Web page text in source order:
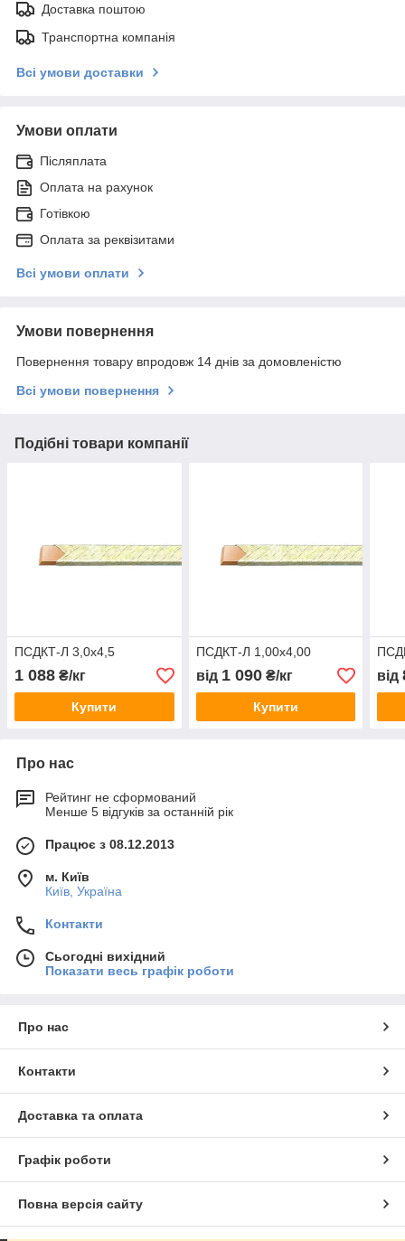
Доставка поштою
Транспортна компанія
Всі умови доставки
Умови оплати
Післяплата
Оплата на рахунок
Готівкою
Оплата за реквізитами
Всі умови оплати
Умови повернення
Повернення товару впродовж 14 днів за домовленістю
Всі умови повернення
Подібні товари компанії
ПСДКТ-Л 3,0х4,5
1 088 ₴/кг
Купити
ПСДКТ-Л 1,00х4,00
від 1 090₴/кг
Купити
від
Про нас
Рейтинг не сформований
Менше 5 відгуків за останній рік
Працює з 08.12.2013
м. Київ
Київ, Україна
Контакти
Сьогодні вихідний
Показати весь графік роботи
Про нас
Контакти
Доставка та оплата
Графік роботи
Повна версія сайту